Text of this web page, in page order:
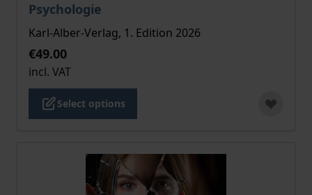
Psychologie
Karl-Alber-Verlag, 1. Edition 2026
€49.00
incl. VAT
Select options